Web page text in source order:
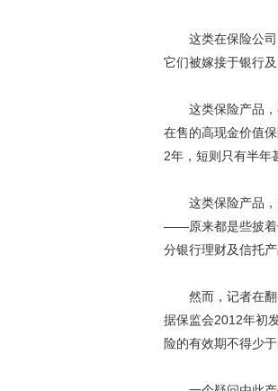
这类在保险公司内
它们被嫁接于银行
这类保险产品，
在售的高现金价值
2年，短则只有半年
这类保险产品，
——原来都是些披着
分银行理财及信托
然而，记者在翻
据保监会2012年初
险的有效期不得少于